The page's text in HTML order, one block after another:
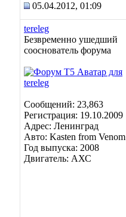
05.04.2012, 01:09
tereleg
Безвременно ушедший
сооснователь форума
Сообщений: 23,863
Регистрация: 19.10.2009
Адрес: Ленинград
Авто: Kasten from Venom
Год выпуска: 2008
Двигатель: АХС